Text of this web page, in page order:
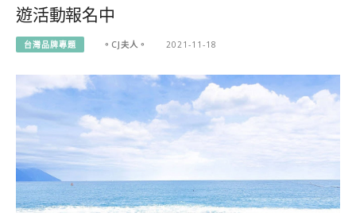
遊活動報名中
台灣品牌專題 。CJ夫人。 2021-11-18